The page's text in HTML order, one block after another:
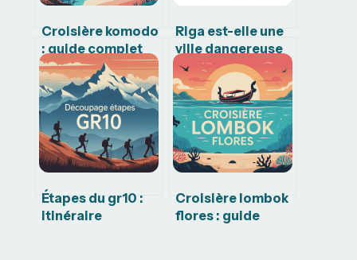
Croisière komodo
: guide complet
pour choisir le
bon bateau et
itinéraire
Riga est-elle une
ville dangereuse
pour les
voyageurs
français
Étapes du gr10 :
itinéraire
Croisière lombok
flores : guide